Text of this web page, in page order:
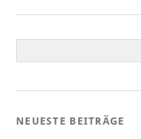
NEUESTE BEITRÄGE